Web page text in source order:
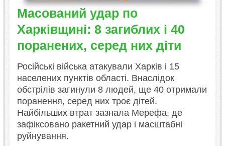
Масований удар по
Харківщині: 8 загиблих і 40
поранених, серед них діти
Російські війська атакували Харків і 15
населених пунктів області. Внаслідок
обстрілів загинули 8 людей, ще 40 отримали
поранення, серед них троє дітей.
Найбільших втрат зазнала Мерефа, де
зафіксовано ракетний удар і масштабні
руйнування.